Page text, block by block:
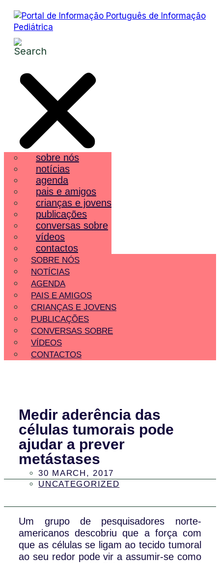
sobre nós
notícias
agenda
pais e amigos
crianças e jovens
publicações
conversas sobre
vídeos
contactos
SOBRE NÓS
NOTÍCIAS
AGENDA
PAIS E AMIGOS
CRIANÇAS E JOVENS
PUBLICAÇÕES
CONVERSAS SOBRE
VÍDEOS
CONTACTOS
Medir aderência das
células tumorais pode
ajudar a prever
metástases
30 MARCH, 2017
UNCATEGORIZED
Um grupo de pesquisadores norte-
americanos descobriu que a força com
que as células se ligam ao tecido tumoral
ao seu redor pode vir a assumir-se como